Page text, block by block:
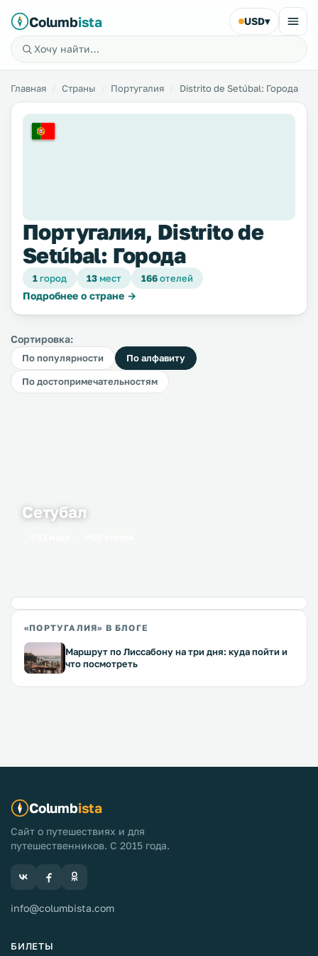
Columbista USD▾
Главная Страны Португалия Distrito de Setúbal: Города
Португалия, Distrito de
Setúbal: Города
1 город 13 мест 166отелей
Подробнее о стране →
Сортировка:
По популярности По алфавиту
По достопримечательностям
Сетубал
«ПОРТУГАЛИЯ» В БЛОГЕ
Маршрут по Лиссабону на три дня: куда пойти и
что посмотреть
Columbista
Сайт о путешествиях и для
путешественников. С 2015 года.
info@columbista.com
БИЛЕТЫ